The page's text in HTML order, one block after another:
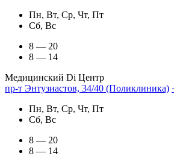
Пн, Вт, Ср, Чт, Пт
Сб, Вс
8 — 20
8 — 14
Медицинский Di Центр
пр-т Энтузиастов, 34/40 (Поликлиника)
Пн, Вт, Ср, Чт, Пт
Сб, Вс
8 — 20
8 — 14